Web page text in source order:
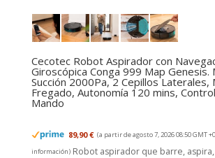
Cecotec Robot Aspirador con
Giroscópica Conga 999 Map
Succión 2000Pa, 2 Cepillos Laterales,
Fregado, Autonomía 120 mins,
Mando
89,90 € (a partir de agosto 7, 2026 08:50 GMT
información) Robot aspirador que barre,